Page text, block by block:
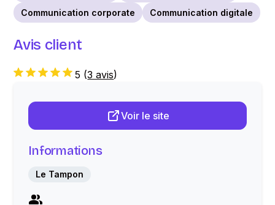
Communication corporate
Communication digitale
Avis client
5 (3 avis)
Voir le site
Informations
Le Tampon